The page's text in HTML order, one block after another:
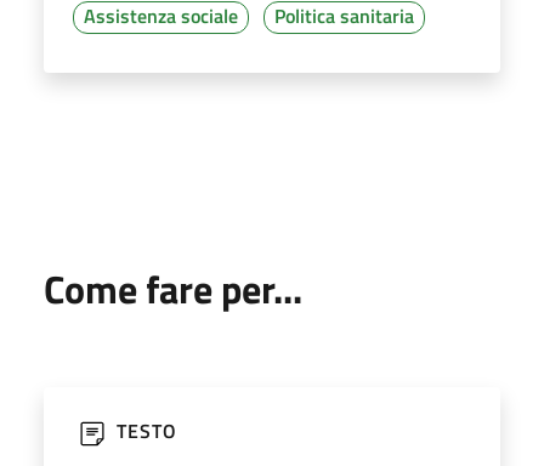
Assistenza sociale Politica sanitaria
Come fare per...
TESTO